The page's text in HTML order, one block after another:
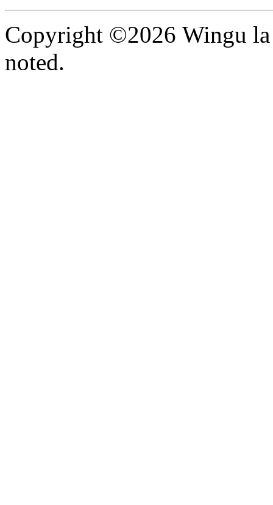
Copyright ©2026 Wingu la
noted.